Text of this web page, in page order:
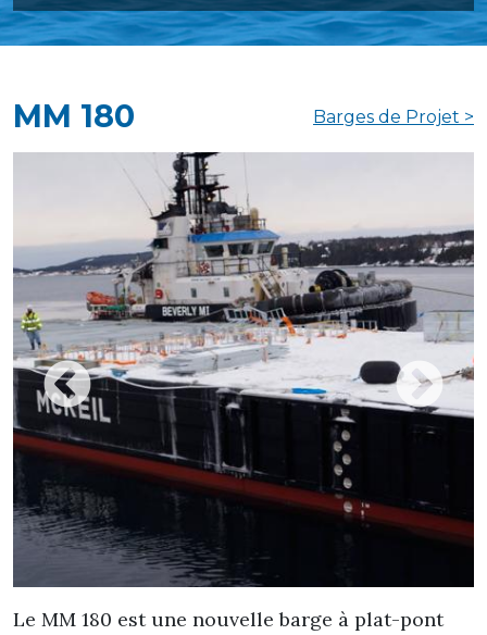
MM 180 Barges de Projet >
Le MM 180 est une nouvelle barge à plat-pont